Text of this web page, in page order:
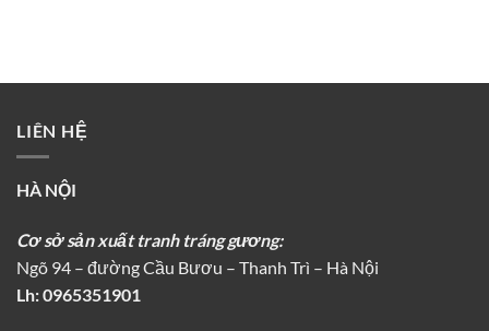
LIÊN HỆ
HÀ NỘI
Cơ sở sản xuất tranh tráng gương:
Ngõ 94 – đường Cầu Bươu – Thanh Trì – Hà Nội
Lh:0965351901